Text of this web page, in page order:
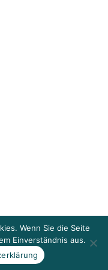
Wenn Sie die Seite
Einverständnis aus.